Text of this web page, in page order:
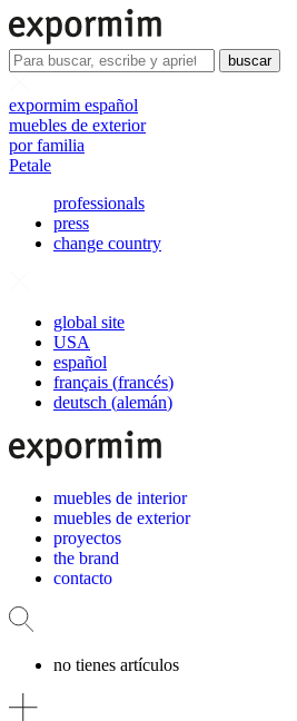
buscar
expormim español
muebles de exterior
por familia
Petale
professionals
press
change country
global site
USA
español
français (francés)
deutsch (alemán)
muebles de interior
muebles de exterior
proyectos
the brand
contacto
no tienes artículos